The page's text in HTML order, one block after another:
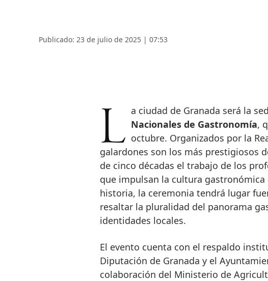
Publicado: 23 de julio de 2025 | 07:53
La ciudad de Granada será la
Nacionales de Gastronomía,
octubre. Organizados por la
galardones son los más prestigiosos
de cinco décadas el trabajo de los
que impulsan la cultura gastronómica
historia, la ceremonia tendrá lugar
resaltar la pluralidad del panorama
identidades locales.
El evento cuenta con el respaldo
Diputación de Granada y el
colaboración del Ministerio de